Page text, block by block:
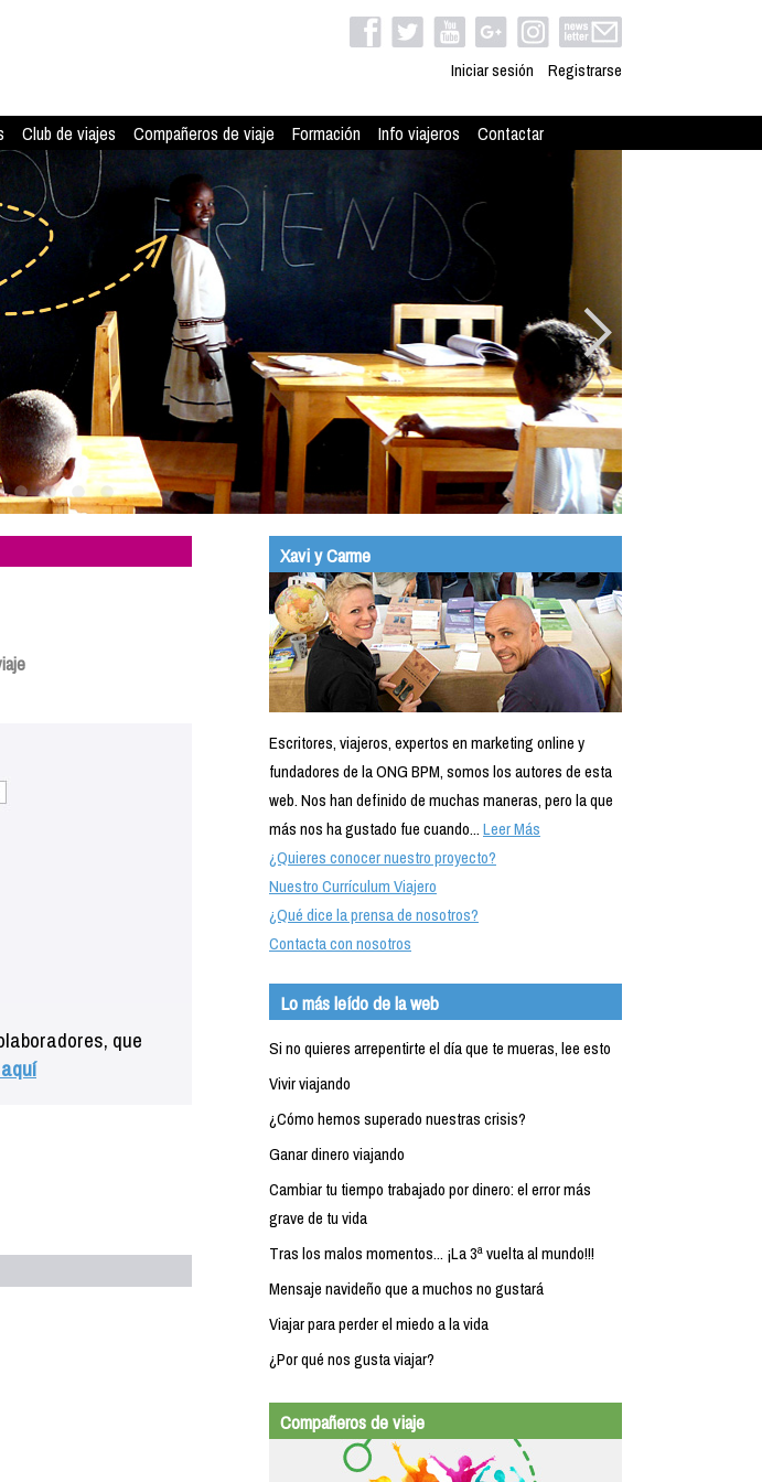
Iniciar sesión Registrarse
Club de viajes Compañeros de viaje Formación Info viajeros Contactar
que
Xavi y Carme
Escritores, viajeros, expertos en marketing online y
fundadores de la ONG BPM, somos los autores de esta
web. Nos han definido de muchas maneras, pero la que
más nos ha gustado fue cuando...Leer Más
¿Quieres conocer nuestro proyecto?
Nuestro Currículum Viajero
¿Qué dice la prensa de nosotros?
Contacta con nosotros
Lo más leído de la web
Si no quieres arrepentirte el día que te mueras, lee esto
Vivir viajando
¿Cómo hemos superado nuestras crisis?
Ganar dinero viajando
Cambiar tu tiempo trabajado por dinero: el error más
grave de tu vida
Tras los malos momentos... ¡La 3ª vuelta al mundo!!!
Mensaje navideño que a muchos no gustará
Viajar para perder el miedo a la vida
¿Por qué nos gusta viajar?
Compañeros de viaje